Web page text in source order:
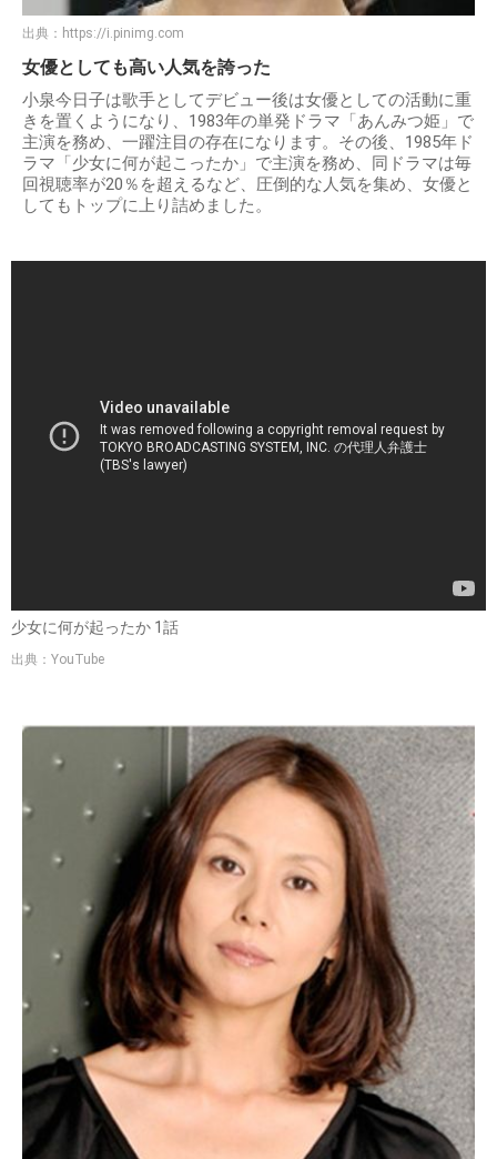
出典： https://i.pinimg.com
女優としても高い人気を誇った
小泉今日子は歌手としてデビュー後は女優としての活動に重
きを置くようになり、1983年の単発ドラマ「あんみつ姫」で
主演を務め、一躍注目の存在になります。その後、1985年ド
ラマ「少女に何が起こったか」で主演を務め、同ドラマは毎
回視聴率が20％を超えるなど、圧倒的な人気を集め、女優と
してもトップに上り詰めました。
少女に何が起ったか 1話
出典：YouTube